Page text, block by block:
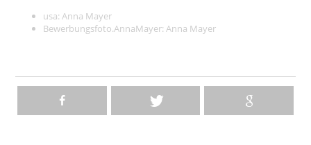
usa: Anna Mayer
Bewerbungsfoto.AnnaMayer: Anna Mayer